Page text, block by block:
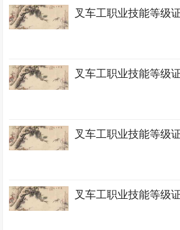
叉车工职业技能等级
叉车工职业技能等级
叉车工职业技能等级
叉车工职业技能等级